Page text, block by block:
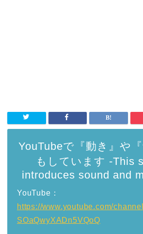
YouTubeで『動き』や
もしています -This
introduces sound and
YouTube：
https://www.youtube.com/
SOaQwyXADn5VQoQ